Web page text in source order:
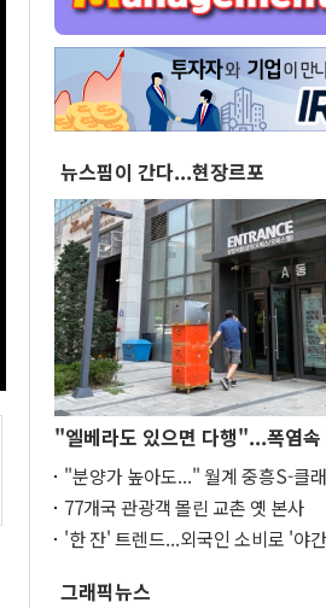
[스팟Live] 환호 속 입장해 나란히 ‘찰
‘저격 연설’ 들을 때 후보들 표정은? |
더불어민주당 당대표·최고위원 후보 인
뉴스핌이 간다...현장르포
"엘베라도 있으면 다행"...폭염속
"분양가 높아도..." 월계 중흥S-클
77개국 관광객 몰린 교촌 옛 본사
'한 잔' 트렌드...외국인 소비로 '야
그래픽뉴스